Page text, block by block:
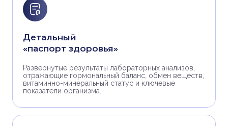
Детальный
«паспорт здоровья»
Развернутые результаты лабораторных анализов,
отражающие гормональный баланс, обмен веществ,
витаминно-минеральный статус и ключевые
показатели организма.